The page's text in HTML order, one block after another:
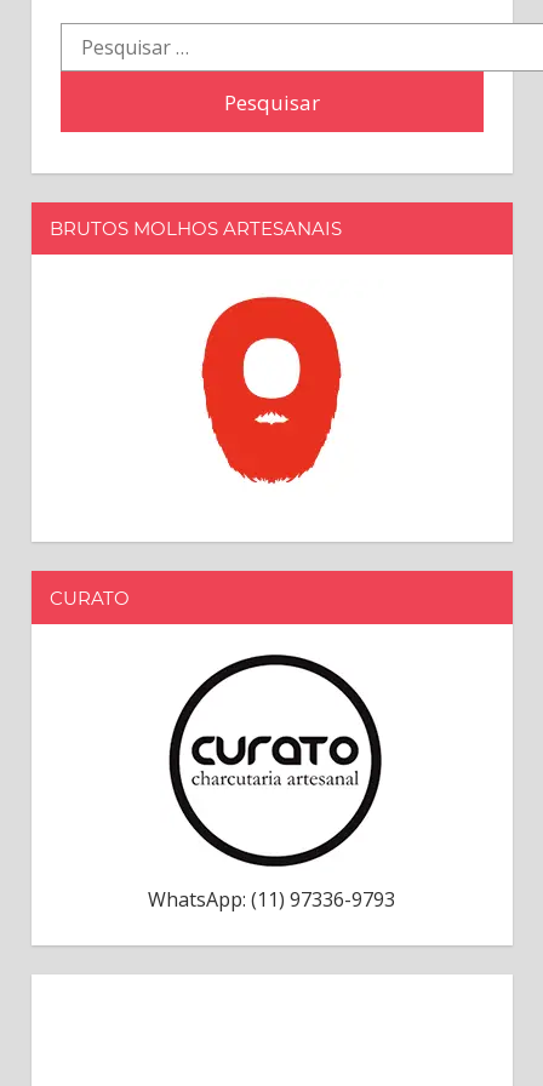
Pesquisar
por:
BRUTOS MOLHOS ARTESANAIS
CURATO
WhatsApp: (11) 97336-9793